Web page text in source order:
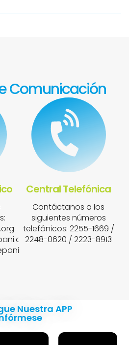
Comunicación
Central Telefónica
Contáctanos a los
siguientes números
telefónicos: 2255-1669 /
2248-0620 / 2223-8913
Nuestra APP